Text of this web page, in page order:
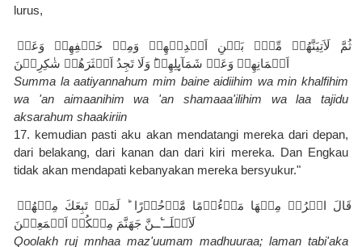
lurus,
اَيۡمَانِهِمۡ وَعَنۡ شَمَآٮِٕلِهِمۡ‌ؕ وَلَا تَجِدُ اَكۡثَرَهُمۡ شٰكِرِيۡنَ‏
Summa la aatiyannahum mim baine aidiihim wa min khalfihim
wa 'an aimaanihim wa 'an shamaaa'ilihim wa laa tajidu
aksarahum shaakiriin
17. kemudian pasti aku akan mendatangi mereka dari depan,
dari belakang, dari kanan dan dari kiri mereka. Dan Engkau
tidak akan mendapati kebanyakan mereka bersyukur."
لَاَمۡلَــٴَــنَّ جَهَنَّمَ مِنۡكُمۡ اَجۡمَعِيۡنَ
Qoolakh ruj mnhaa maz'uumam madhuuraa; laman tabi'aka